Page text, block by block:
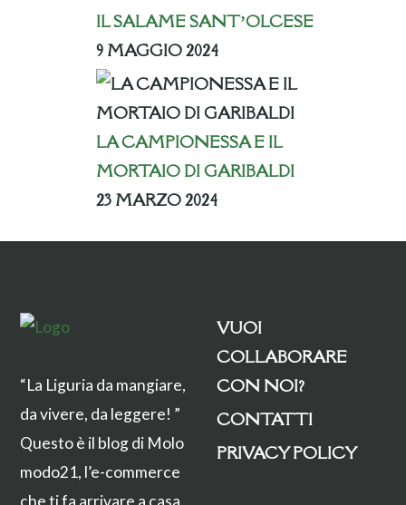
IL SALAME SANT’OLCESE
9 MAGGIO 2024
LA CAMPIONESSA E IL
MORTAIO DI GARIBALDI
23 MARZO 2024
“La Liguria da mangiare,
da vivere, da leggere! ”
Questo è il blog di Molo
modo21, l’e-commerce
che ti fa arrivare a casa,
VUOI
COLLABORARE
CON NOI?
CONTATTI
PRIVACY POLICY